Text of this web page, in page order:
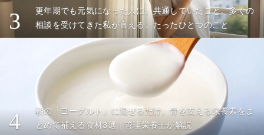
3
更年期でも元気になった人に、共通していたこと。多くの
相談を受けてきた私が言える、たったひとつのこと
4
朝の「ヨーグルト」に混ぜるだけ。骨を支える栄養素をま
とめて補える食材3選｜管理栄養士が解説